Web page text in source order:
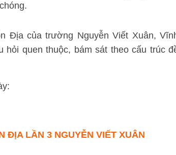
Địa của trường Nguyễn Viết Xuân,
quen thuộc, bám sát theo cấu trúc
ĐỊA LẦN 3 NGUYỄN VIẾT XUÂN